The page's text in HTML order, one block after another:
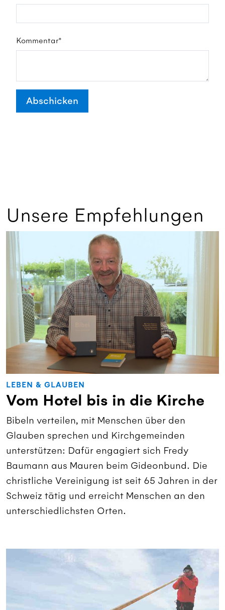
Kommentar*
Abschicken
Unsere Empfehlungen
LEBEN & GLAUBEN
Vom Hotel bis in die Kirche
Bibeln verteilen, mit Menschen über den
Glauben sprechen und Kirchgemeinden
unterstützen: Dafür engagiert sich Fredy
Baumann aus Mauren beim Gideonbund. Die
christliche Vereinigung ist seit 65 Jahren in der
Schweiz tätig und erreicht Menschen an den
unterschiedlichsten Orten.